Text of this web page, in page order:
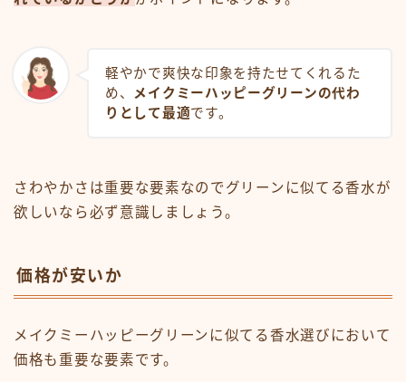
軽やかで爽快な印象を持たせてくれるた
め、 メイクミーハッピーグリーンの代わ
りとして最適です。
さわやかさは重要な要素なのでグリーンに似てる香水が
欲しいなら必ず意識しましょう。
価格が安いか
メイクミーハッピーグリーンに似てる香水選びにおいて
価格も重要な要素です。